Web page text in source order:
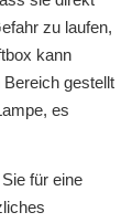
zu laufen,
kann
gestellt
es
für eine